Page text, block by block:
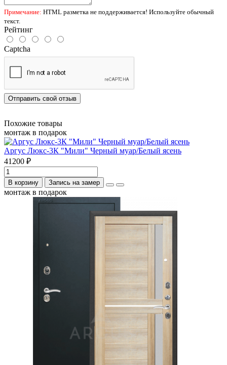
Примечание: HTML разметка не поддерживается! Используйте обычный
текст.
Рейтинг
Captcha
Отправить свой отзыв
Похожие товары
монтаж в подарок
Аргус Люкс-3К "Мили" Черный муар/Белый ясень
41200 ₽
В корзину Запись на замер
монтаж в подарок